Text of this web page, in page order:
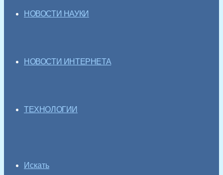
НОВОСТИ НАУКИ
НОВОСТИ ИНТЕРНЕТА
ТЕХНОЛОГИИ
Искать